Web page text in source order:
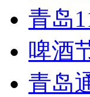
青岛
啤酒
青岛